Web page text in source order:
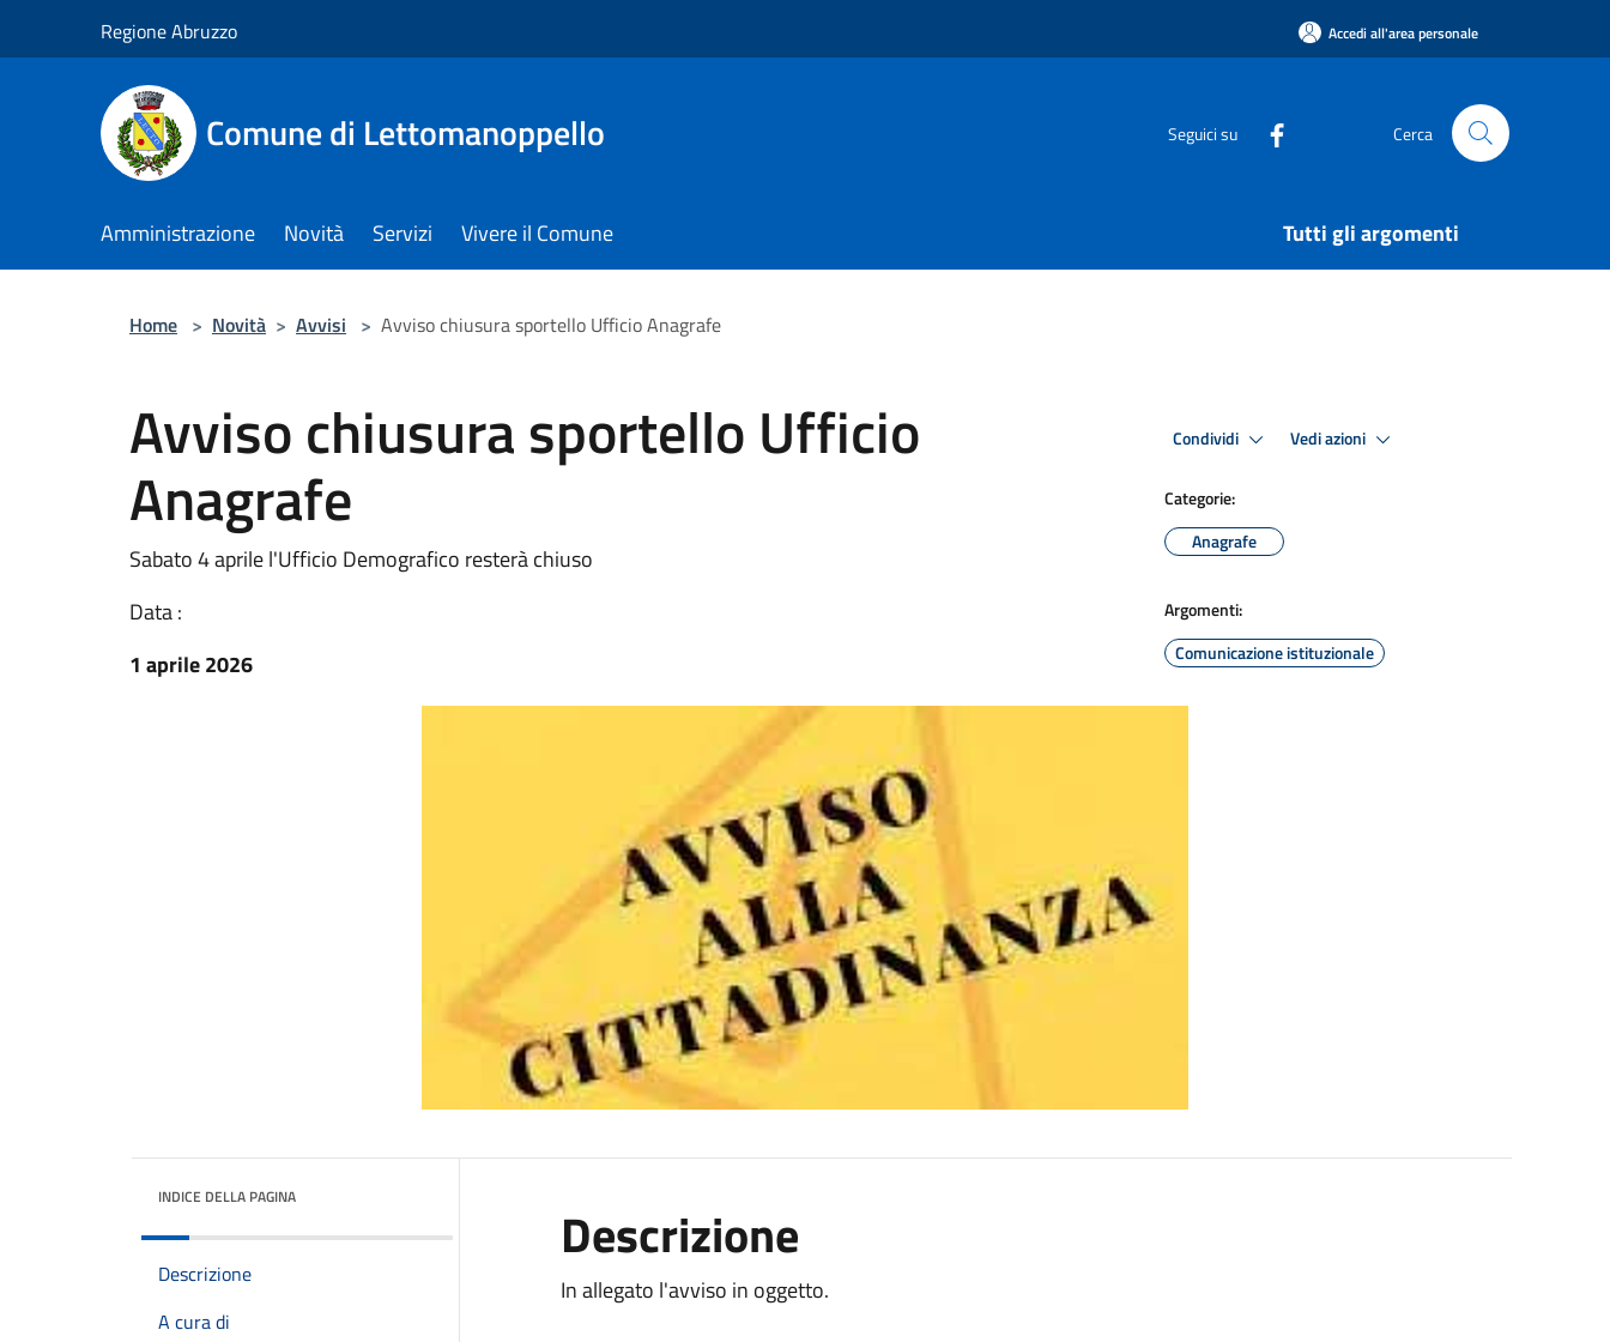
Regione Abruzzo Accedi all'area personale
Comune di Lettomanoppello Seguici su Cerca
Amministrazione Novità Servizi Vivere il Comune Tutti gli argomenti
Home > Novità > Avvisi > Avviso chiusura sportello Ufficio Anagrafe
Avviso chiusura sportello Ufficio
Anagrafe
Sabato 4 aprile l'Ufficio Demografico resterà chiuso
Data :
1 aprile 2026
Condividi Vedi azioni
Categorie:
Anagrafe
Argomenti:
Comunicazione istituzionale
INDICE DELLA PAGINA
Descrizione
A cura di
Descrizione
In allegato l'avviso in oggetto.